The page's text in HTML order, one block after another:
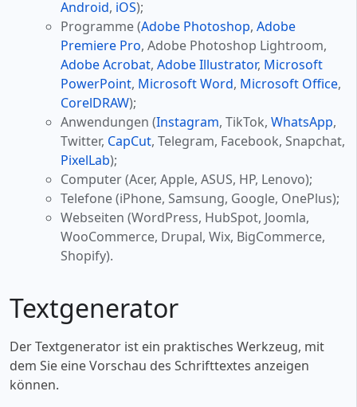
Android, iOS);
Programme (Adobe Photoshop, Adobe
Premiere Pro, Adobe Photoshop Lightroom,
Adobe Acrobat, Adobe Illustrator, Microsoft
PowerPoint, Microsoft Word, Microsoft Office,
CorelDRAW);
Anwendungen (Instagram, TikTok, WhatsApp,
Twitter, CapCut, Telegram, Facebook, Snapchat,
PixelLab);
Computer (Acer, Apple, ASUS, HP, Lenovo);
Telefone (iPhone, Samsung, Google, OnePlus);
Webseiten (WordPress, HubSpot, Joomla,
WooCommerce, Drupal, Wix, BigCommerce,
Shopify).
Textgenerator
Der Textgenerator ist ein praktisches Werkzeug, mit
dem Sie eine Vorschau des Schrifttextes anzeigen
können.